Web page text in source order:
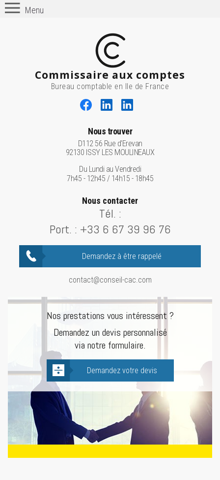
Menu
Commissaire aux comptes
Bureau comptable en Ile de France
Nous trouver
D112 56 Rue d'Erevan
92130 ISSY LES MOULINEAUX
Du Lundi au Vendredi
7h45 - 12h45 / 14h15 - 18h45
Nous contacter
Tél. :
Port. : +33 6 67 39 96 76
Demandez à être rappelé
contact@conseil-cac.com
Nos prestations vous intéressent ?
Demandez un devis personnalisé
via notre formulaire.
Demandez votre devis